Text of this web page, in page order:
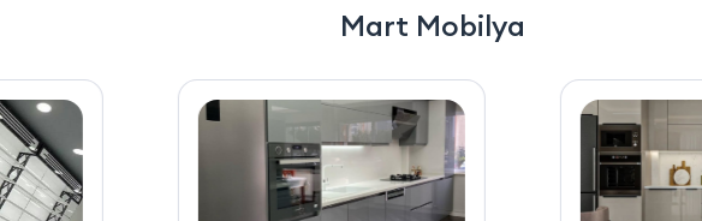
Mart Mobilya